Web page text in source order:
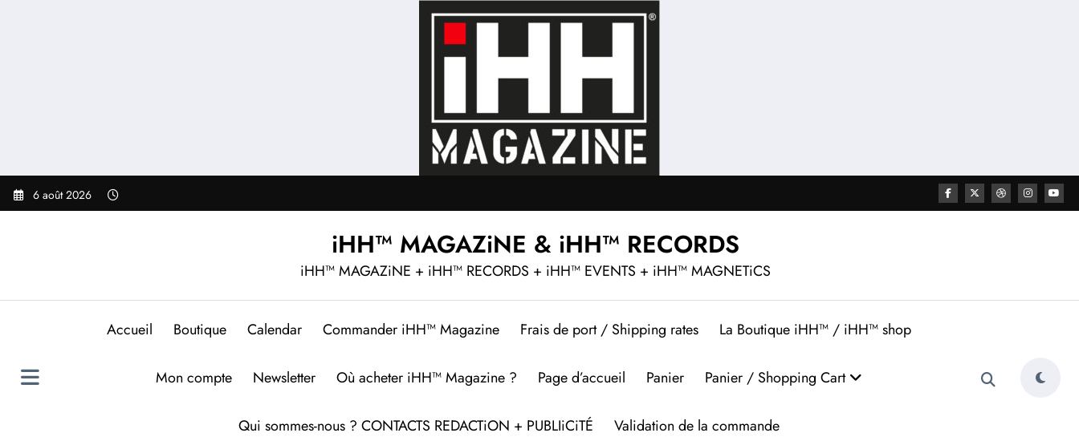
6 août 2026
iHH™ MAGAZiNE & iHH™ RECORDS
iHH™ MAGAZiNE + iHH™ RECORDS + iHH™ EVENTS + iHH™ MAGNETiCS
Accueil Boutique Calendar Commander iHH™ Magazine Frais de port / Shipping rates La Boutique iHH™ / iHH™ shop
Mon compte Newsletter Où acheter iHH™ Magazine ? Page d’accueil Panier Panier / Shopping Cart
Qui sommes-nous ? CONTACTS REDACTiON + PUBLIiCiTÉ Validation de la commande